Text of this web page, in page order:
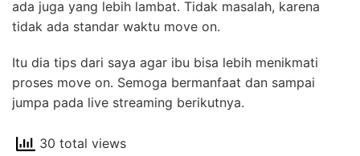
ada juga yang lebih lambat. Tidak masalah, karena
tidak ada standar waktu move on.
Itu dia tips dari saya agar ibu bisa lebih menikmati
proses move on. Semoga bermanfaat dan sampai
jumpa pada live streaming berikutnya.
30 total views